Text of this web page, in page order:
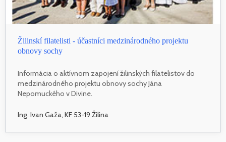
Žilinskí filatelisti - účastníci medzinárodného projektu
obnovy sochy
Informácia o aktívnom zapojení žilinských filatelistov do
medzinárodného projektu obnovy sochy Jána
Nepomuckého v Divine.
Ing. Ivan Gaža, KF 53-19 Žilina